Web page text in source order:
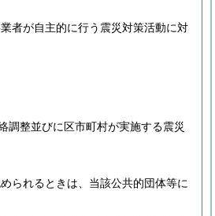
者が自主的に行う震災対策活動に対
調整並びに区市町村が実施する震災
られるときは、当該公共的団体等に